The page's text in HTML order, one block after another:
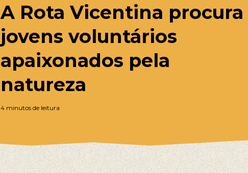
A Rota Vicentina procura
jovens voluntários
apaixonados pela
natureza
4 minutos de leitura